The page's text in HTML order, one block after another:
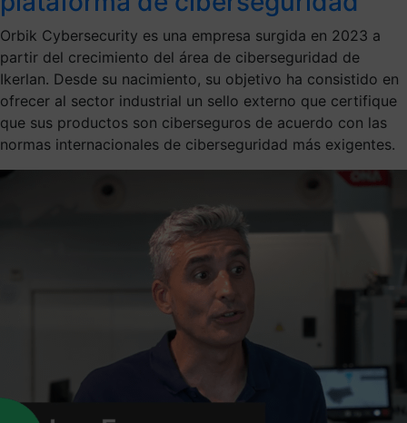
Orbik Cybersecurity es una empresa surgida en 2023 a
partir del crecimiento del área de ciberseguridad de
Ikerlan. Desde su nacimiento, su objetivo ha consistido en
ofrecer al sector industrial un sello externo que certifique
que sus productos son ciberseguros de acuerdo con las
normas internacionales de ciberseguridad más exigentes.